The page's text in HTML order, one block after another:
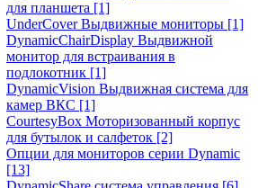
для планшета [1]
UnderCover Выдвижные мониторы [1]
DynamicChairDisplay Выдвижной
монитор для встраивания в
подлокотник [1]
DynamicVision Выдвижная система для
камер ВКС [1]
CourtesyBox Моторизованный корпус
для бутылок и салфеток [2]
Опции для мониторов серии Dynamic
[13]